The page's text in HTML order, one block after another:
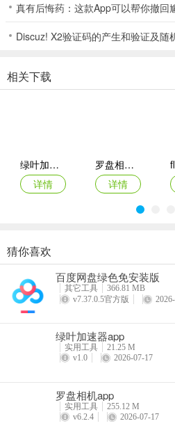
真有后悔药：这款App可以帮你撤回
Discuz! X2验证码的产生和验证及随
相关下载
绿叶加速器app
详情
罗盘相机app
详情
VEGA云电脑app
详情
2026百度网盘手机客户端
详情
猜你喜欢
百度网盘绿色免安装版
其它工具
366.81 MB
v7.37.0.5官方版
绿叶加速器app
实用工具
21.25 M
v1.0
2026-07-17
罗盘相机app
实用工具
255.12 M
v6.2.4
2026-07-17